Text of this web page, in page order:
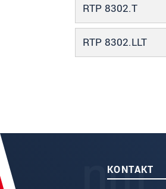
RTP 8302.T
RTP 8302.LLT
KONTAKT